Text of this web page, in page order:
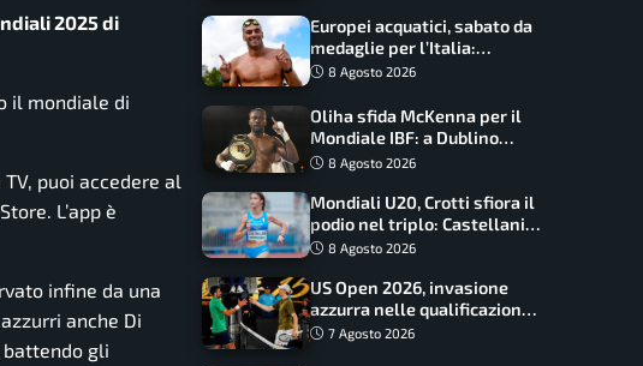
2025 di
il mondiale di
puoi accedere al
L’app è
infine da una
anche Di
battendo gli
Europei acquatici, sabato da
medaglie per l’Italia:
Paltrinieri guida la staffetta,
grandi altezze
8 Agosto 2026
Oliha sfida McKenna per il
Mondiale IBF: a Dublino
serve l’impresa nella tana
8 Agosto 2026
Mondiali U20, Crotti sfiora il
podio nel triplo: Castellani
da record, Succo in finale
8 Agosto 2026
US Open 2026, invasione
azzurra nelle qualificazioni:
17 italiani a caccia del main
7 Agosto 2026